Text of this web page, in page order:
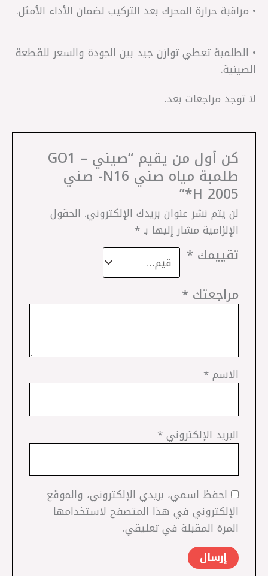
• مراقبة حرارة المحرك بعد التركيب لضمان الأداء الأمثل.
• الطلمبة تعطي توازن جيد بين الجودة والسعر للقطعة
الصينية.
لا توجد مراجعات بعد.
كن أول من يقيم “صيني – GO1
طلمبة مياه صني N16- صني
2005 H*”
لن يتم نشر عنوان بريدك الإلكتروني. الحقول
الإلزامية مشار إليها بـ*
تقييمك*
مراجعتك*
الاسم*
البريد الإلكتروني*
احفظ اسمي، بريدي الإلكتروني، والموقع
الإلكتروني في هذا المتصفح لاستخدامها
المرة المقبلة في تعليقي.